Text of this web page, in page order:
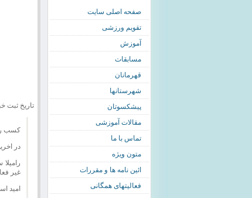
صفحه اصلی سایت
تقویم ورزشی
آموزش
مسابقات
قهرمانان
شهرستانها
پیشکسوتان
مقالات آموزشی
تماس با ما
متون ویژه
ائین نامه ها و مقررات
فعالیتهای همگانی
تاریخ ثبت خبر:
کسب
در
غیر
امید